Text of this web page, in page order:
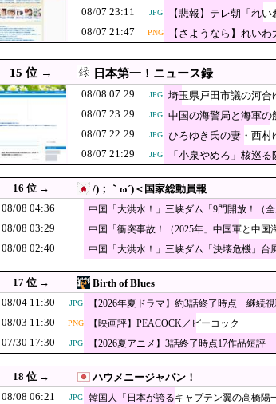
08/07 21:00 JPG 韓国裁判所、「慰安婦を侮辱」したユー
08/07 21:00 JPG ジャングリア沖縄「ロイヤルチケット」の
08/07 21:00 【速報】悠仁さま 初の“おことば”
08/07 21:00 JPG 韓国人「結婚相手探しに寺へ？仏教系婚
JPG 【朗報】韓国人「日本の花火大会、空の様
中国メディア 日本が中国へのフォトレジ
08/07 20:40 PNG 【P】エッセイスト「原爆
即ブロック
08/07 20:29 JPG 経済崩壊の中国・広東省の工場にて経営
08/07 20:27 韓国人「韓国サッカー性接待に日本人審判
08/07 20:25
韓国人「韓国に10年間の
FIFA公式制裁を海外メデ
08/07 20:20
「14歳の少年に挿入を…」性器に
態
08/07 20:10 JPG 【速報】日銀植田総裁「
08/07 20:09
「日本は危険だ」と吹聴
った結果……
08/07 20:08 PNG 【悲報】極左活動家、平和記念
08/07 20:05 JPG ワイルドベリーズ経営陣、倉庫
08/07 20:00 【東京】東京駅近くに「地下シェルター
08/07 20:00 JPG 韓国人「スタバ、何事！？」カカオトーク
08/07 23:11
JPG
【悲報】テレ朝「れ
08/07 21:47
PNG 【さようなら】れい
15 位 → 日本第一！ニュース録
08/08 07:29
JPG
埼玉県戸田市議の河合
08/07 23:29
JPG
中国の海警局と海軍
08/07 22:29
JPG
ひろゆき氏の妻・西
08/07 21:29
JPG 「小泉やめろ」核巡
16 位 → /)；｀ω´)＜国家総動員報
08/08 04:36
中国「大洪水！」三峡ダム「9門開放！（
発生」→
08/08 03:29
中国「衝突事故！（2025年」中国軍と中国
（2026年」→
08/08 02:40
中国「大洪水！」三峡ダム「決壊危機」台
17 位 → Birth of Blues
08/04 11:30 JPG 【2026年夏ドラマ】約3話終了時点 継続
08/03 11:30 PNG 【映画評】PEACOCK／ピーコック
07/30 17:30 JPG 【2026夏アニメ】3話終了時点17作品短評
18 位 → ハウメニージャパン！
08/08 06:21 JPG 韓国人「日本が誇るキャプテン翼の高橋陽